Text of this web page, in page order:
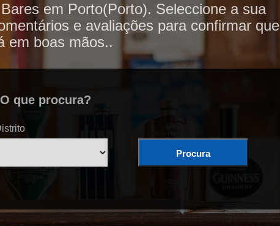
em Porto(Porto). Seleccione a sua
e avaliações para confirmar que
em boas mãos..
O que procura?
Procura